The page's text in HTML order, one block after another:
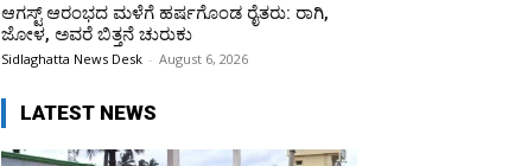
ಆಗಸ್ಟ್ ಆರಂಭದ ಮಳೆಗೆ ಹರ್ಷಗೊಂಡ ರೈತರು: ರಾಗಿ,
ಜೋಳ, ಅವರೆ ಬಿತ್ತನೆ ಚುರುಕು
Sidlaghatta News Desk - August 6, 2026
LATEST NEWS